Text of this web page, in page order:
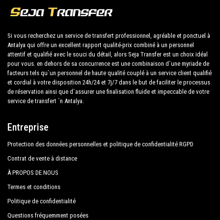
et rendez-vous à votre hôtel à Muratpasa !
La vaste expérience de notre entreprise garantit à
tous nos clients l'assurance d'un service
professionnel pour tous, grâce à nos prix fixes et à
nos conditions économiques. Nos clients sont notre
priorité absolue et profiteront de voitures équipées
tout confort et d'un personnel digne de leur métier.
Notre entreprise a une excellente réputation dans la
ville d'Antalya grâce au professionnalisme des
services offerts et à l'expérience acquise dans le
domaine depuis des années.
Nous offrons un maximum de confort et de soutien
au client pendant ses vacances à Muratpasa.
Antalya Ogretmen Evi
Atalla Hotel
Aycan Hotel Antalya
Ayhan Hotel Antalya
Aziz Hotel
Bilgehan Hotel
Cender Hotel
Si vous recherchez un service de transfert professionnel, agréable et ponctuel à
Antalya qui offre un excellent rapport qualité-prix combiné à un personnel
attentif et qualifié avec le souci du détail, alors Seja Transfer est un choix idéal
pour vous. en dehors de sa concurrence est une combinaison d`une myriade de
facteurs tels qu`un personnel de haute qualité couplé à un service client qualifié
et cordial à votre disposition 24h/24 et 7j/7 dans le but de faciliter le processus
de réservation ainsi que d`assurer une finalisation fluide et impeccable de votre
service de transfert `n Antalya.
Entreprise
Protection des données personnelles et politique de confidentialité RGPD
Contrat de vente à distance
À PROPOS DE NOUS
Termes et conditions
Politique de confidentialité
Questions fréquemment posées